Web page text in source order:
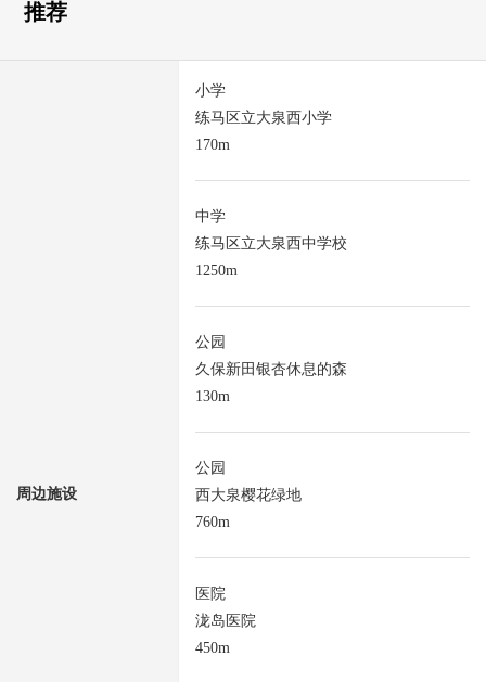
推荐
周边施设
小学
练马区立大泉西小学
170m
中学
练马区立大泉西中学校
1250m
公园
久保新田银杏休息的森
130m
公园
西大泉樱花绿地
760m
医院
泷岛医院
450m